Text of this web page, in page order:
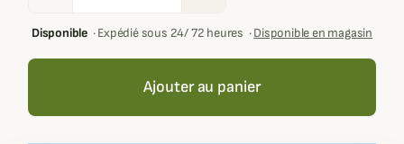
Disponible·Expédié sous 24/ 72 heures ·Disponible en magasin
Ajouter au panier